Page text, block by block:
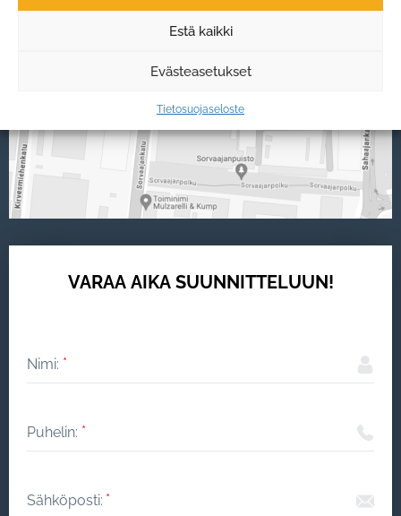
Estä kaikki
Evästeasetukset
Tietosuojaseloste
VARAA AIKA SUUNNITTELUUN!